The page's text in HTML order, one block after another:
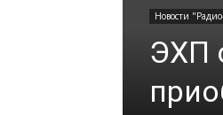
Новости
ЭХП